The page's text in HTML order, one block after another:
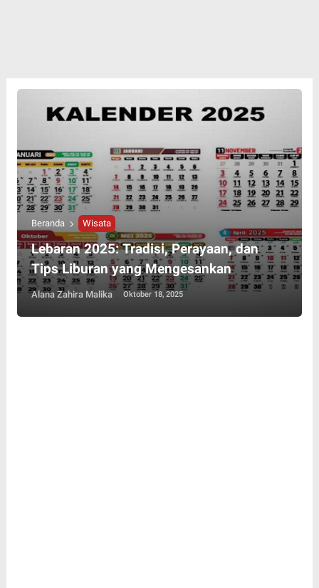
Beranda Wisata
Lebaran 2025: Tradisi, Perayaan, dan
Tips Liburan yang Mengesankan
Alana Zahira Malika Oktober 18, 2025